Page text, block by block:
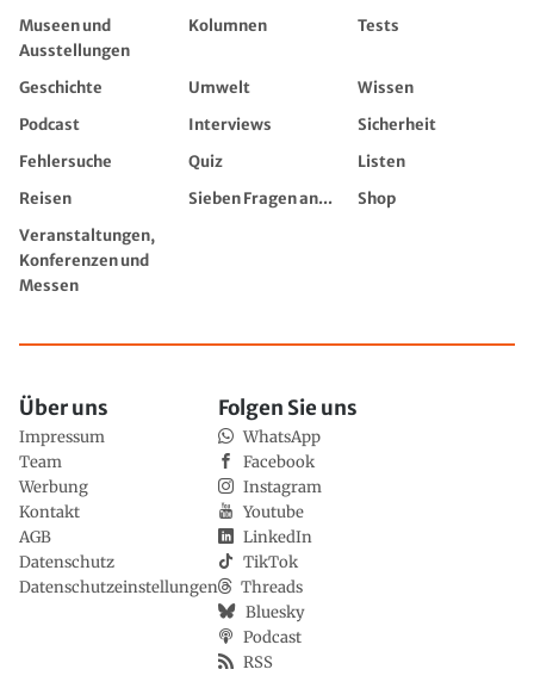
Museen und
Ausstellungen
Kolumnen Tests
Geschichte Umwelt
Wissen
Podcast
Interviews
Sicherheit
Fehlersuche
Quiz
Listen
Reisen
Sieben Fragen an...
Shop
Veranstaltungen,
Konferenzen und
Messen
Über uns
Impressum
Team
Werbung
Kontakt
AGB
Datenschutz
Datenschutzeinstellungen
Folgen Sie uns
WhatsApp
Facebook
Instagram
Youtube
LinkedIn
TikTok
Threads
Bluesky
Podcast
RSS